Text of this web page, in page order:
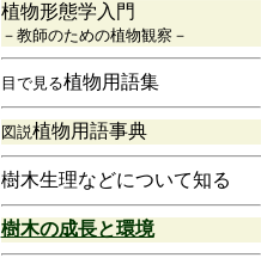
植物形態学入門
－教師のための植物観察－
目で見る植物用語集
図説植物用語事典
樹木生理などについて知る
樹木の成長と環境